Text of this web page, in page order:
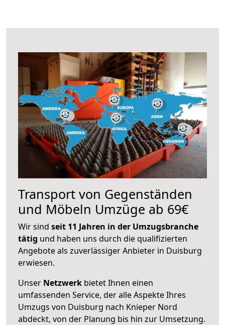
Transport von Gegenständen
und Möbeln Umzüge ab 69€
Wir sind seit 11 Jahren in der Umzugsbranche
tätig und haben uns durch die qualifizierten
Angebote als zuverlässiger Anbieter in Duisburg
erwiesen.
Unser Netzwerk bietet Ihnen einen
umfassenden Service, der alle Aspekte Ihres
Umzugs von Duisburg nach Knieper Nord
abdeckt, von der Planung bis hin zur Umsetzung.